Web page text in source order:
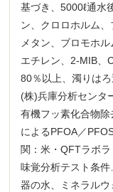
基づき、5000ℓ通水
ン、クロロホルム
メタン、ブロモホ
エチレン、2-MIB、
80％以上、濁りは
(株)兵庫分析センタ
有機フッ素化合物
によるPFOA／
関：米・QFTラボラ
味覚分析テスト条
器の水、ミネラル